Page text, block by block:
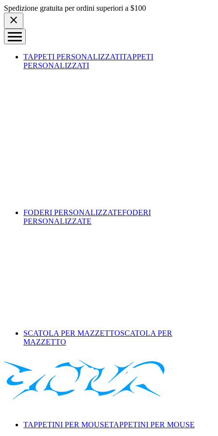
Skip to content
Spedizione gratuita per ordini superiori a $100
TAPPETI PERSONALIZZATITAPPETI
PERSONALIZZATI
FODERI PERSONALIZZATEFODERI
PERSONALIZZATE
SCATOLA PER MAZZETTOSCATOLA PER
MAZZETTO
TAPPETINI PER MOUSETAPPETINI PER MOUSE